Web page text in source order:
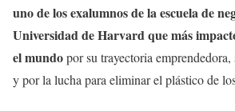
uno de los exalumnos de la escuela de
Universidad de Harvard que más
el mundopor su trayectoria emprendedora,
y por la lucha para eliminar el plástico de